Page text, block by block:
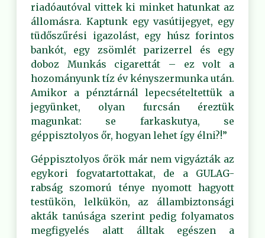
riadóautóval vittek ki minket hatunkat az
állomásra. Kaptunk egy vasútijegyet, egy
tüdőszűrési igazolást, egy húsz forintos
bankót, egy zsömlét parizerrel és egy
doboz Munkás cigarettát – ez volt a
hozományunk tíz év kényszermunka után.
Amikor a pénztárnál lepecsételtettük a
jegyünket, olyan furcsán éreztük
magunkat: se farkaskutya, se
géppisztolyos őr, hogyan lehet így élni?!”
Géppisztolyos őrök már nem vigyázták az
egykori fogvatartottakat, de a GULAG-
rabság szomorú ténye nyomott hagyott
testükön, lelkükön, az állambiztonsági
akták tanúsága szerint pedig folyamatos
megfigyelés alatt álltak egészen a